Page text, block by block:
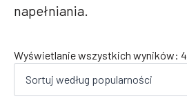
napełniania.
Wyświetlanie wszystkich wyników: 4